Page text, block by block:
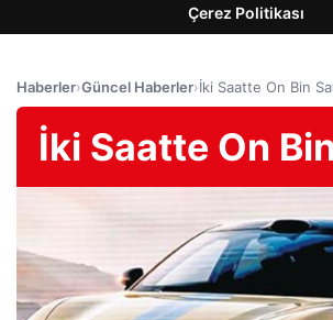
Çerez Politikası
Haberler›Güncel Haberler›İki Saatte On Bin
İki Saatte On